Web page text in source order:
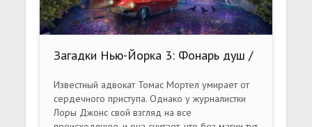
Загадки Нью-Йорка 3: Фонарь душ /
Souls CE (2016) PC
Известный адвокат Томас Мортел умирает от
сердечного приступа. Однако у журналистки
Лоры Джонс свой взгляд на все